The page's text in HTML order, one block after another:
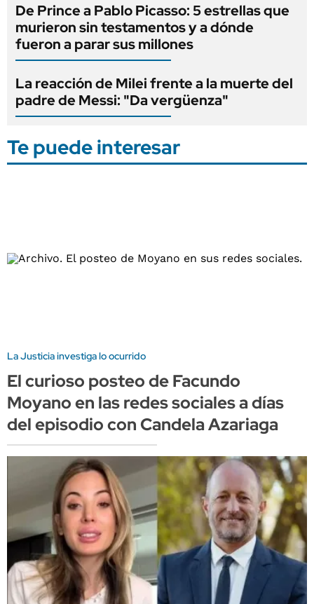
De Prince a Pablo Picasso: 5 estrellas que
murieron sin testamentos y a dónde
fueron a parar sus millones
La reacción de Milei frente a la muerte del
padre de Messi: "Da vergüenza"
Te puede interesar
La Justicia investiga lo ocurrido
El curioso posteo de Facundo
Moyano en las redes sociales a días
del episodio con Candela Azariaga